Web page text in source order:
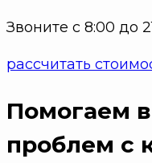
Звоните с 8:00 до
рассчитать
Помогаем
проблем с